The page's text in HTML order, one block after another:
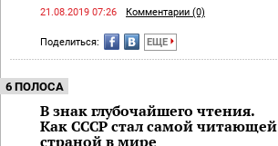
21.08.2019 07:26 Комментарии (0)
Поделиться: ЕЩЕ
6 ПОЛОСА
В знак глубочайшего чтения.
Как СССР стал самой читающей
страной в мире